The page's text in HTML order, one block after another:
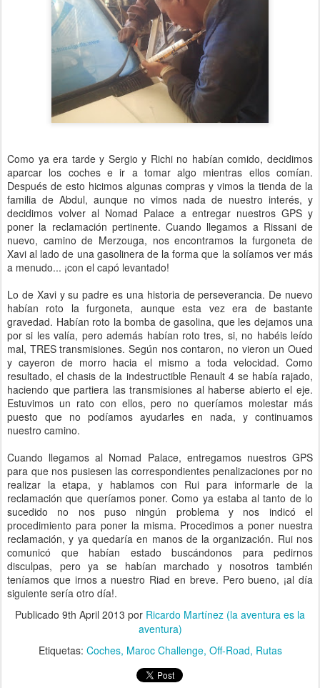
Como ya era tarde y Sergio y Richi no habían comido, decidimos
aparcar los coches e ir a tomar algo mientras ellos comían.
Después de esto hicimos algunas compras y vimos la tienda de la
familia de Abdul, aunque no vimos nada de nuestro interés, y
decidimos volver al Nomad Palace a entregar nuestros GPS y
poner la reclamación pertinente. Cuando llegamos a Rissani de
nuevo, camino de Merzouga, nos encontramos la furgoneta de
Xavi al lado de una gasolinera de la forma que la solíamos ver más
a menudo... ¡con el capó levantado!
Lo de Xavi y su padre es una historia de perseverancia. De nuevo
habían roto la furgoneta, aunque esta vez era de bastante
gravedad. Habían roto la bomba de gasolina, que les dejamos una
por si les valía, pero además habían roto tres, si, no habéis leído
mal, TRES transmisiones. Según nos contaron, no vieron un Oued
y cayeron de morro hacia el mismo a toda velocidad. Como
resultado, el chasis de la indestructible Renault 4 se había rajado,
haciendo que partiera las transmisiones al haberse abierto el eje.
Estuvimos un rato con ellos, pero no queríamos molestar más
puesto que no podíamos ayudarles en nada, y continuamos
nuestro camino.
Cuando llegamos al Nomad Palace, entregamos nuestros GPS
para que nos pusiesen las correspondientes penalizaciones por no
realizar la etapa, y hablamos con Rui para informarle de la
reclamación que queríamos poner. Como ya estaba al tanto de lo
sucedido no nos puso ningún problema y nos indicó el
procedimiento para poner la misma. Procedimos a poner nuestra
reclamación, y ya quedaría en manos de la organización. Rui nos
comunicó que habían estado buscándonos para pedirnos
disculpas, pero ya se habían marchado y nosotros también
teníamos que irnos a nuestro Riad en breve. Pero bueno, ¡al día
siguiente sería otro día!.
Publicado 9th April 2013 por Ricardo Martínez (la aventura es la
aventura)
Etiquetas: Coches Maroc Challenge Off-Road Rutas